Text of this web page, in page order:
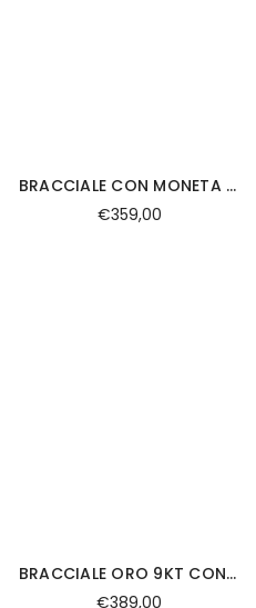
BRACCIALE CON MONETA CROCE IN EMATITE
€359,00
BRACCIALE ORO 9KT CON LACCIO E TARGA
€389,00